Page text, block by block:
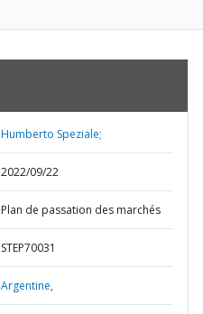
Humberto Speziale;
2022/09/22
Plan de passation des marchés
STEP70031
Argentine,